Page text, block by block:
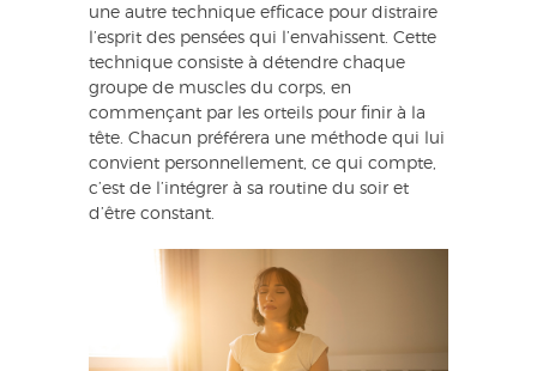
une autre technique efficace pour distraire
l’esprit des pensées qui l’envahissent. Cette
technique consiste à détendre chaque
groupe de muscles du corps, en
commençant par les orteils pour finir à la
tête. Chacun préférera une méthode qui lui
convient personnellement, ce qui compte,
c’est de l’intégrer à sa routine du soir et
d’être constant.